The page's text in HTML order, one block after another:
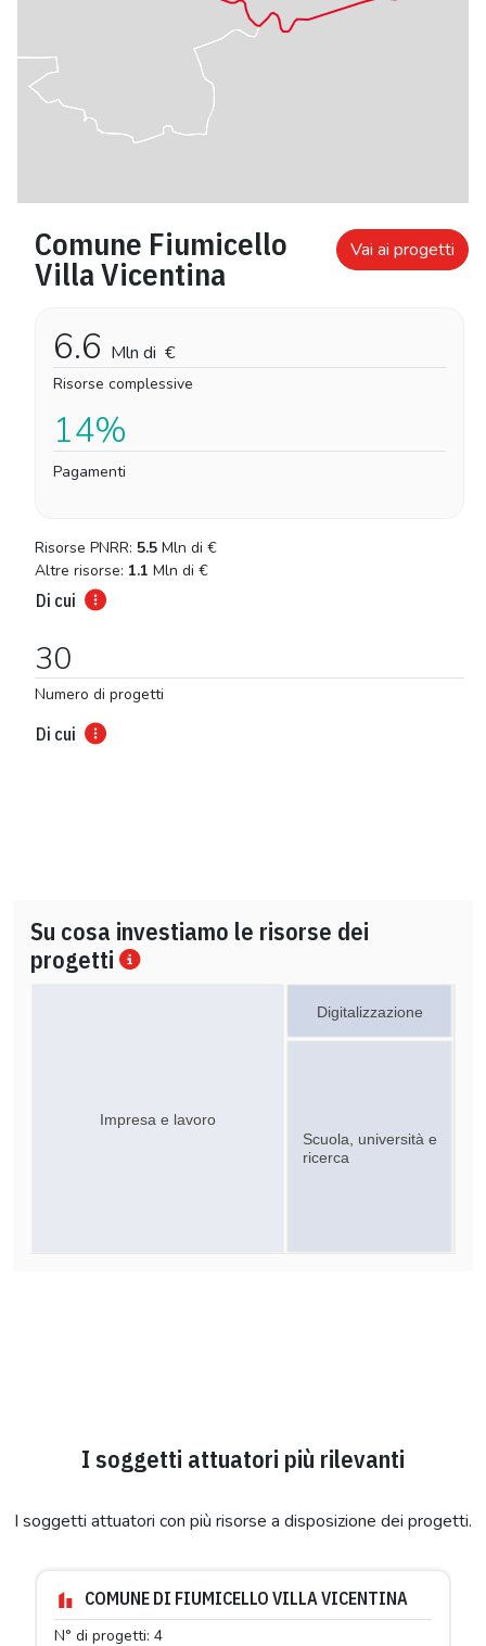
Comune Fiumicello
Villa Vicentina
Vai ai progetti
6.6 Mln di €
Risorse complessive
14%
Pagamenti
Risorse PNRR: 5.5 Mln di €
Altre risorse: 1.1 Mln di €
Di cui
30
Numero di progetti
Di cui
Su cosa investiamo le risorse dei
progetti
Digitalizzazione
Scuola, università e
ricerca
Impresa e lavoro
I soggetti attuatori più rilevanti
I soggetti attuatori con più risorse a disposizione dei progetti.
COMUNE DI FIUMICELLO VILLA VICENTINA
N° di progetti: 4